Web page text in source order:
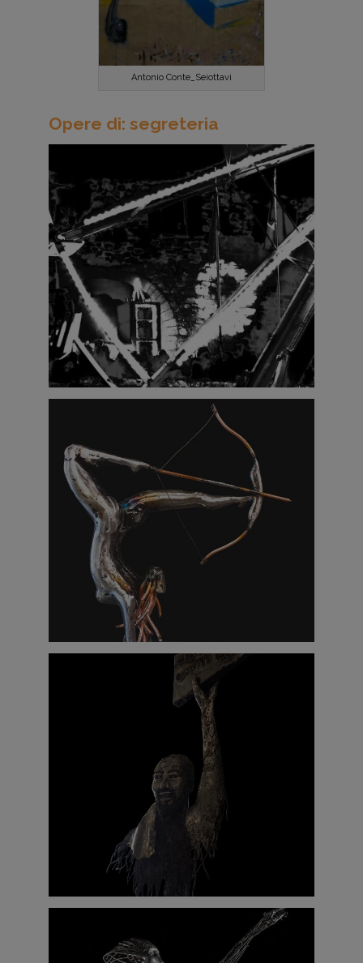
Antonio Conte_Seiottavi
Opere di: segreteria